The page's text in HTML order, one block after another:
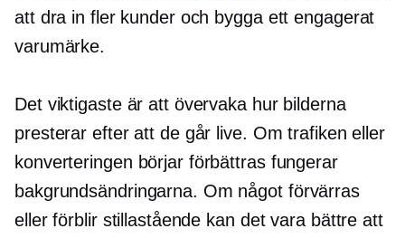
att dra in fler kunder och bygga ett engagerat
varumärke.
Det viktigaste är att övervaka hur bilderna
presterar efter att de går live. Om trafiken eller
konverteringen börjar förbättras fungerar
bakgrundsändringarna. Om något förvärras
eller förblir stillastående kan det vara bättre att